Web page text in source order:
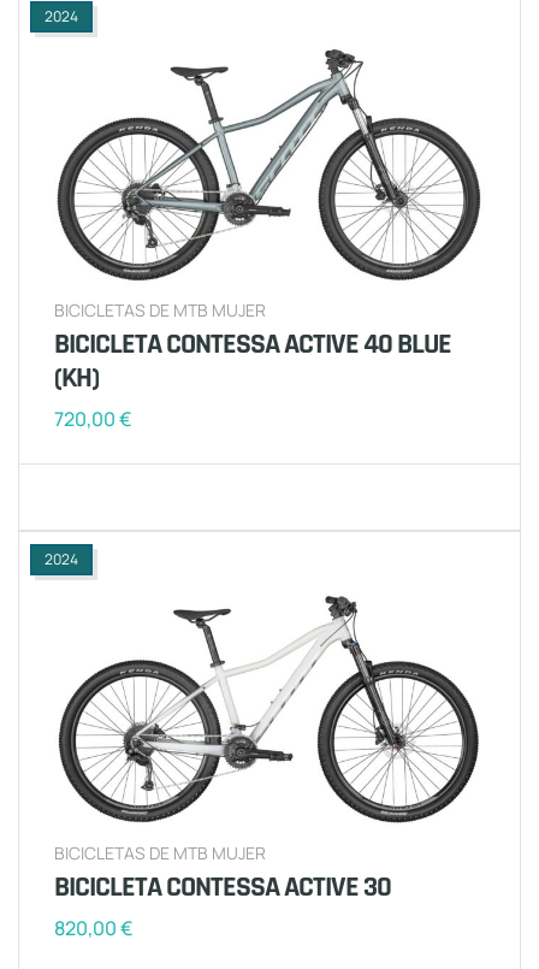
2024
BICICLETAS DE MTB MUJER
BICICLETA CONTESSA ACTIVE 40 BLUE
(KH)
720,00€
2024
BICICLETAS DE MTB MUJER
BICICLETA CONTESSA ACTIVE 30
820,00€